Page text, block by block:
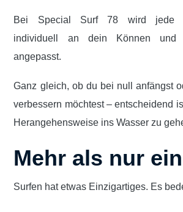
Bei Special Surf 78 wird jede
individuell an dein Können und
angepasst.
Ganz gleich, ob du bei null anfängst
verbessern möchtest – entscheidend
Herangehensweise ins Wasser zu
Mehr als nur
Surfen hat etwas Einzigartiges. Es